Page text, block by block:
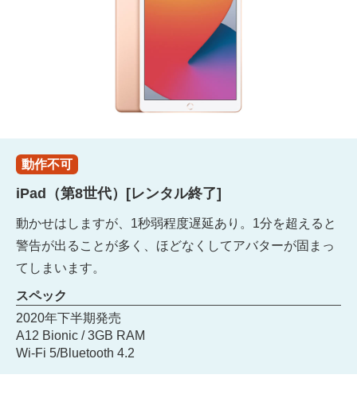
動作不可
iPad（第8世代）[レンタル終了]
動かせはしますが、1秒弱程度遅延あり。1分を超えると
警告が出ることが多く、ほどなくしてアバターが固まっ
てしまいます。
スペック
2020年下半期発売
A12 Bionic / 3GB RAM
Wi-Fi 5/Bluetooth 4.2